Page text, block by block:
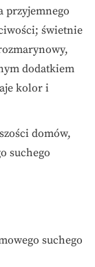
przyjemnego
świetnie
dodatkiem
kolor i
domów,
suchego
suchego